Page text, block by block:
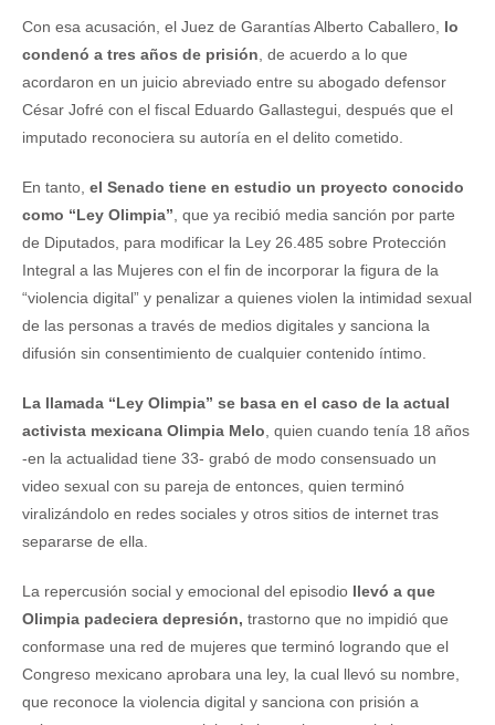
Con esa acusación, el Juez de Garantías Alberto Caballero, lo
condenó a tres años de prisión , de acuerdo a lo que
acordaron en un juicio abreviado entre su abogado defensor
César Jofré con el fiscal Eduardo Gallastegui, después que el
imputado reconociera su autoría en el delito cometido.
En tanto, el Senado tiene en estudio un proyecto conocido
como “Ley Olimpia” , que ya recibió media sanción por parte
de Diputados, para modificar la Ley 26.485 sobre Protección
Integral a las Mujeres con el fin de incorporar la figura de la
“violencia digital” y penalizar a quienes violen la intimidad sexual
de las personas a través de medios digitales y sanciona la
difusión sin consentimiento de cualquier contenido íntimo.
La llamada “Ley Olimpia” se basa en el caso de la actual
activista mexicana Olimpia Melo , quien cuando tenía 18 años
-en la actualidad tiene 33- grabó de modo consensuado un
video sexual con su pareja de entonces, quien terminó
viralizándolo en redes sociales y otros sitios de internet tras
separarse de ella.
La repercusión social y emocional del episodio llevó a que
Olimpia padeciera depresión, trastorno que no impidió que
conformase una red de mujeres que terminó logrando que el
Congreso mexicano aprobara una ley, la cual llevó su nombre,
que reconoce la violencia digital y sanciona con prisión a